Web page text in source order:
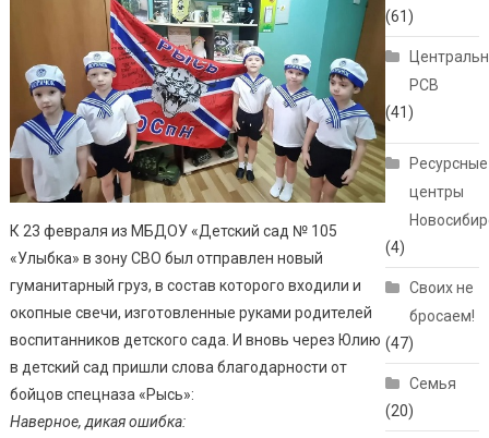
К 23 февраля из МБДОУ «Детский сад № 105
«Улыбка» в зону СВО был отправлен новый
гуманитарный груз, в состав которого входили и
окопные свечи, изготовленные руками родителей
воспитанников детского сада. И вновь через Юлию
в детский сад пришли слова благодарности от
бойцов спецназа «Рысь»:
Наверное, дикая ошибка:
(61)
РСВ
(41)
Ресурсные
центры
(4)
Своих не
бросаем!
(47)
Семья
(20)